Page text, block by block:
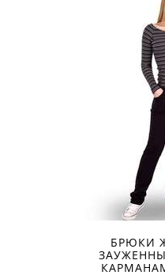
БРЮКИ